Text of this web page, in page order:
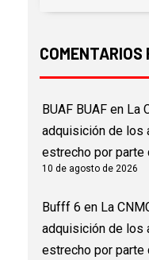
COMENTARIOS
BUAF BUAF en La
adquisición de los
estrecho por parte
10 de agosto de 2026
Bufff 6 en La
adquisición de los
estrecho por parte